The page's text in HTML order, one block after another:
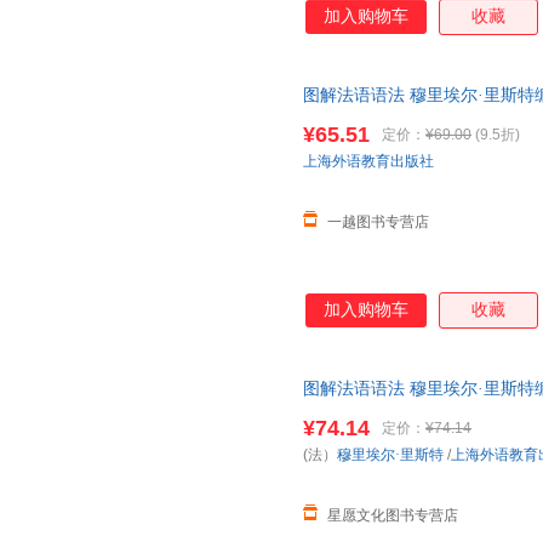
加入购物车 收藏
图解法语语法 穆里埃尔·里斯
¥65.51 定价： ¥69.00 (9.5折)
一越图书专营店
上海外语教育出版社
加入购物车 收藏
图解法语语法 穆里埃尔·里斯
服
¥74.14 定价： ¥74.14
星愿文化图书专营店
(法） 穆里埃尔·里斯特 /上海外语教育